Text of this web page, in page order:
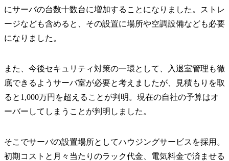
にサーバの台数十数台に増加することになりました。ストレ
ージなども含めると、その設置に場所や空調設備なども必要
になりました。
また、今後セキュリティ対策の一環として、入退室管理も徹
底できるようサーバ室が必要と考えましたが、見積もりを取
ると1,000万円を超えることが判明。現在の自社の予算はオ
ーバーしてしまうことが判明しました。
そこでサーバの設置場所としてハウジングサービスを採用。
初期コストと月々当たりのラック代金、電気料金で済ませる